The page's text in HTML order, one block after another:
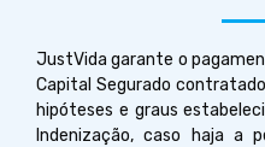
JustVida garante o
Capital Segurado
hipóteses e graus
Indenização, caso haja a